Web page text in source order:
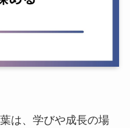
は、学びや成長の場